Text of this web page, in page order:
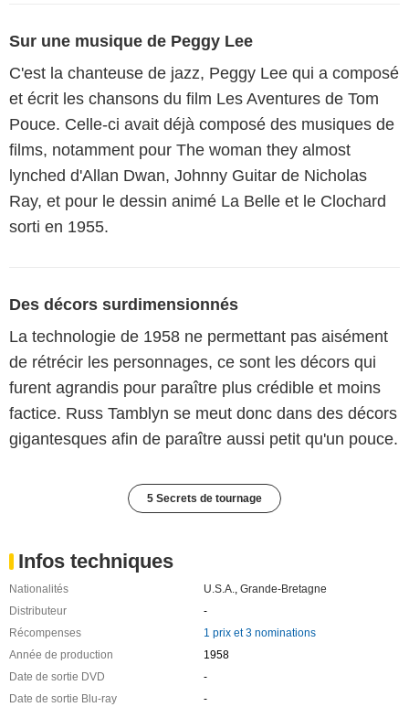
Sur une musique de Peggy Lee
C'est la chanteuse de jazz, Peggy Lee qui a composé
et écrit les chansons du film Les Aventures de Tom
Pouce. Celle-ci avait déjà composé des musiques de
films, notamment pour The woman they almost
lynched d'Allan Dwan, Johnny Guitar de Nicholas
Ray, et pour le dessin animé La Belle et le Clochard
sorti en 1955.
Des décors surdimensionnés
La technologie de 1958 ne permettant pas aisément
de rétrécir les personnages, ce sont les décors qui
furent agrandis pour paraître plus crédible et moins
factice. Russ Tamblyn se meut donc dans des décors
gigantesques afin de paraître aussi petit qu'un pouce.
5 Secrets de tournage
Infos techniques
Nationalités U.S.A., Grande-Bretagne
Distributeur
-
Récompenses
1 prix et 3 nominations
Année de production
1958
Date de sortie DVD
-
Date de sortie Blu-ray
-